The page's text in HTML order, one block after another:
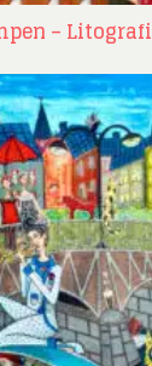
– Litografi